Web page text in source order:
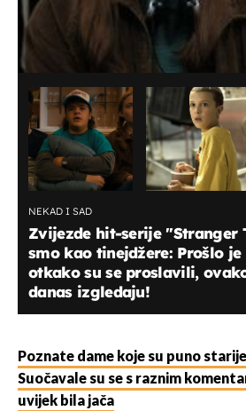
NEKAD I SAD
Zvijezde hit-serije "Stranger
smo kao tinejdžere: Prošlo
otkako su se proslavili,
danas izgledaju!
Poznate dame koje su puno
Suočavale su se s raznim
uvijek bila jača